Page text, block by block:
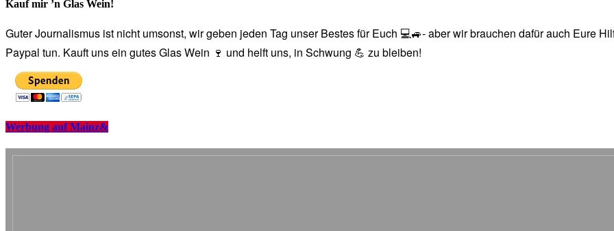
Kauf mir ’n Glas Wein!
Guter Journalismus ist nicht umsonst, wir geben jeden Tag unser Bestes für Euch 💻🚙- aber wir brauchen dafür auch Eure
Paypal tun. Kauft uns ein gutes Glas Wein 🍷 und helft uns, in Schwung 💪 zu bleiben!
Werbung auf Mainz&